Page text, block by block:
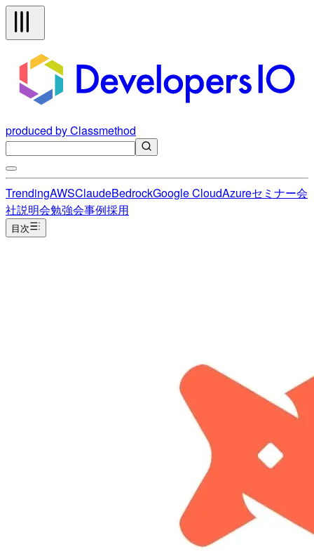
produced by Classmethod
TrendingAWSClaudeBedrockGoogle CloudAzureセミナー会
社説明会勉強会事例採用
目次